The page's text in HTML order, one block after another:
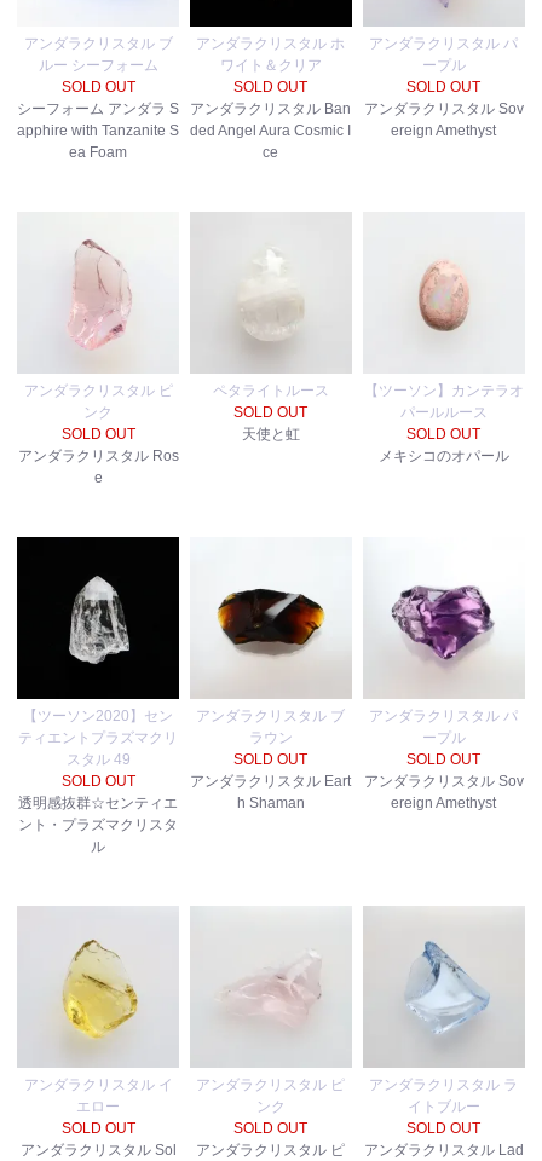
アンダラクリスタル ブ
ルー シーフォーム
SOLD OUT
シーフォーム アンダラ S
apphire with Tanzanite S
ea Foam
アンダラクリスタル ホ
ワイト＆クリア
SOLD OUT
アンダラクリスタル Ban
ded Angel Aura Cosmic I
ce
アンダラクリスタル パ
ープル
SOLD OUT
アンダラクリスタル Sov
ereign Amethyst
アンダラクリスタル ピ
ンク
SOLD OUT
アンダラクリスタル Ros
e
ペタライトルース
SOLD OUT
天使と虹
【ツーソン】カンテラオ
パールルース
SOLD OUT
メキシコのオパール
【ツーソン2020】セン
ティエントプラズマクリ
スタル 49
SOLD OUT
透明感抜群☆センティエ
ント・プラズマクリスタ
ル
アンダラクリスタル ブ
ラウン
SOLD OUT
アンダラクリスタル Eart
h Shaman
アンダラクリスタル パ
ープル
SOLD OUT
アンダラクリスタル Sov
ereign Amethyst
アンダラクリスタル イ
エロー
SOLD OUT
アンダラクリスタル Sol
アンダラクリスタル ピ
ンク
SOLD OUT
アンダラクリスタル ピ
アンダラクリスタル ラ
イトブルー
SOLD OUT
アンダラクリスタル Lad